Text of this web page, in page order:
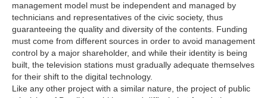
management model must be independent and managed by
technicians and representatives of the civic society, thus
guaranteeing the quality and diversity of the contents. Funding
must come from different sources in order to avoid management
control by a major shareholder, and while their identity is being
built, the television stations must gradually adequate themselves
for their shift to the digital technology.
Like any other project with a similar nature, the project of public